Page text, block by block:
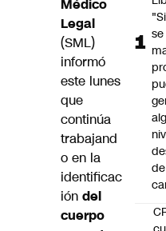
Médico
Legal
(SML)
informó
este lunes
que
continúa
trabajand
o en la
identificac
ión del
cuerpo
se
de